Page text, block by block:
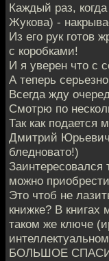
Каждый раз,
Жукова) -
Из его рук готов
с коробками!
И я уверен что с
А теперь
Всегда жду
Смотрю по
Так как подается
Дмитрий
бледновато!)
Заинтересовался
можно
Это чтоб не
книжке? В книгах
таком же ключе
БОЛЬШОЕ